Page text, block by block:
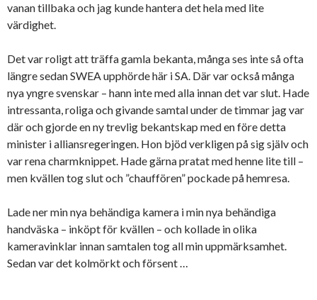
vanan tillbaka och jag kunde hantera det hela med lite
värdighet.
Det var roligt att träffa gamla bekanta, många ses inte så ofta
längre sedan SWEA upphörde här i SA. Där var också många
nya yngre svenskar – hann inte med alla innan det var slut. Hade
intressanta, roliga och givande samtal under de timmar jag var
där och gjorde en ny trevlig bekantskap med en före detta
minister i alliansregeringen. Hon bjöd verkligen på sig själv och
var rena charmknippet. Hade gärna pratat med henne lite till –
men kvällen tog slut och ”chauffören” pockade på hemresa.
Lade ner min nya behändiga kamera i min nya behändiga
handväska – inköpt för kvällen – och kollade in olika
kameravinklar innan samtalen tog all min uppmärksamhet.
Sedan var det kolmörkt och försent …